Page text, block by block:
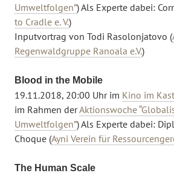
Umweltfolgen”) Als Experte dabei:
to Cradle e. V.)
Inputvortrag von Todi Rasolonjatovo (
Regenwaldgruppe Ranoala e.V.)
Blood in the Mobile
19.11.2018, 20:00 Uhr im Kino im
im Rahmen derAktionswoche
Umweltfolgen”) Als Experte dabei:
Choque (Ayni Verein für
The Human Scale